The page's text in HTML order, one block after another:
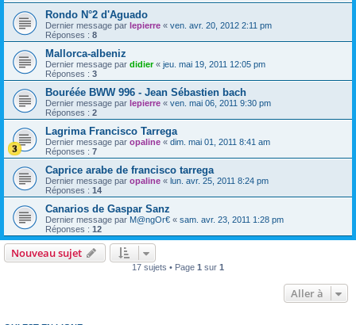
Rondo N°2 d'Aguado
Dernier message par lepierre « ven. avr. 20, 2012 2:11 pm
Réponses : 8
Mallorca-albeniz
Dernier message par didier« jeu. mai 19, 2011 12:05 pm
Réponses : 3
Bouréée BWW 996 - Jean Sébastien bach
Dernier message par lepierre « ven. mai 06, 2011 9:30 pm
Réponses : 2
Lagrima Francisco Tarrega
Dernier message par opaline « dim. mai 01, 2011 8:41 am
Réponses : 7
Caprice arabe de francisco tarrega
Dernier message par opaline « lun. avr. 25, 2011 8:24 pm
Réponses : 14
Canarios de Gaspar Sanz
Dernier message par M@ngOr€ « sam. avr. 23, 2011 1:28 pm
Réponses : 12
Nouveau sujet
17 sujets • Page 1 sur 1
Aller à